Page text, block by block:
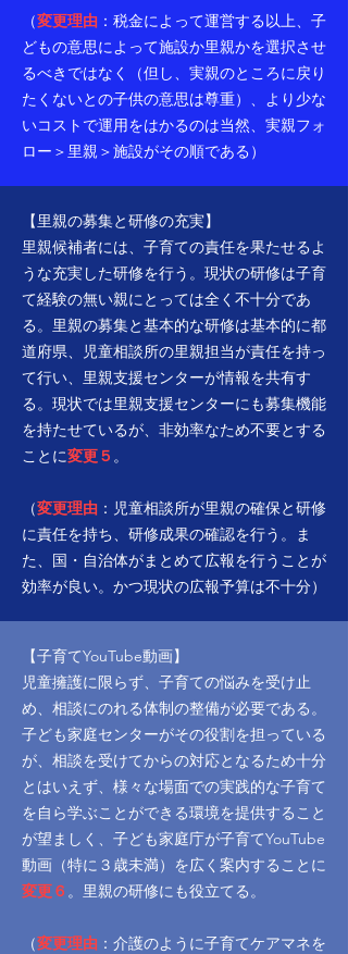
（変更理由 ：税金によって運営する以上、子
どもの意思によって施設か里親かを選択させ
るべきではなく（但し、実親のところに戻り
たくないとの子供の意思は尊重）、より少な
いコストで運用をはかるのは当然、実親フォ
ロー＞里親＞施設がその順である）
【里親の募集と研修の充実】
里親候補者には、子育ての責任を果たせるよ
うな充実した研修を行う。現状の研修は子育
て経験の無い親にとっては全く不十分であ
る。里親の募集と基本的な研修は基本的に都
道府県、児童相談所の里親担当が責任を持っ
て行い、里親支援センターが情報を共有す
る。現状では里親支援センターにも募集機能
を持たせているが、非効率なため不要とする
ことに変更５ 。
（変更理由 ：児童相談所が里親の確保と研修
に責任を持ち、研修成果の確認を行う。ま
た、国・自治体がまとめて広報を行うことが
効率が良い。かつ現状の広報予算は不十分）
【子育てYouTube動画】
児童擁護に限らず、子育ての悩みを受け止
め、相談にのれる体制の整備が必要である。
子ども家庭センターがその役割を担っている
が、相談を受けてからの対応となるため十分
とはいえず、様々な場面での実践的な子育て
を自ら学ぶことができる環境を提供すること
が望ましく、子ども家庭庁が子育てYouTube
動画（特に３歳未満）を広く案内することに
変更６ 。里親の研修にも役立てる。
（変更理由 ：介護のように子育てケアマネを